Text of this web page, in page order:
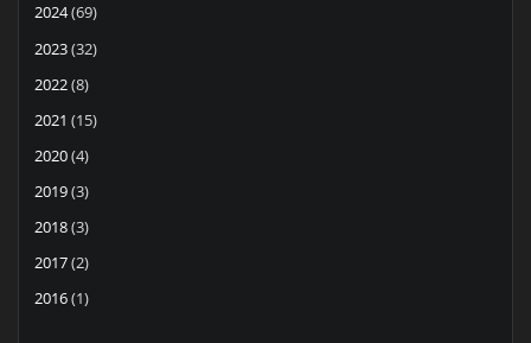
2024(69)
2023(32)
2022(8)
2021 (15)
2020(4)
2019(3)
2018(3)
2017(2)
2016(1)